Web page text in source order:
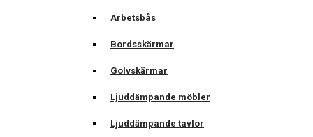
Arbetsbås
Bordsskärmar
Golvskärmar
Ljuddämpande möbler
Ljuddämpande tavlor